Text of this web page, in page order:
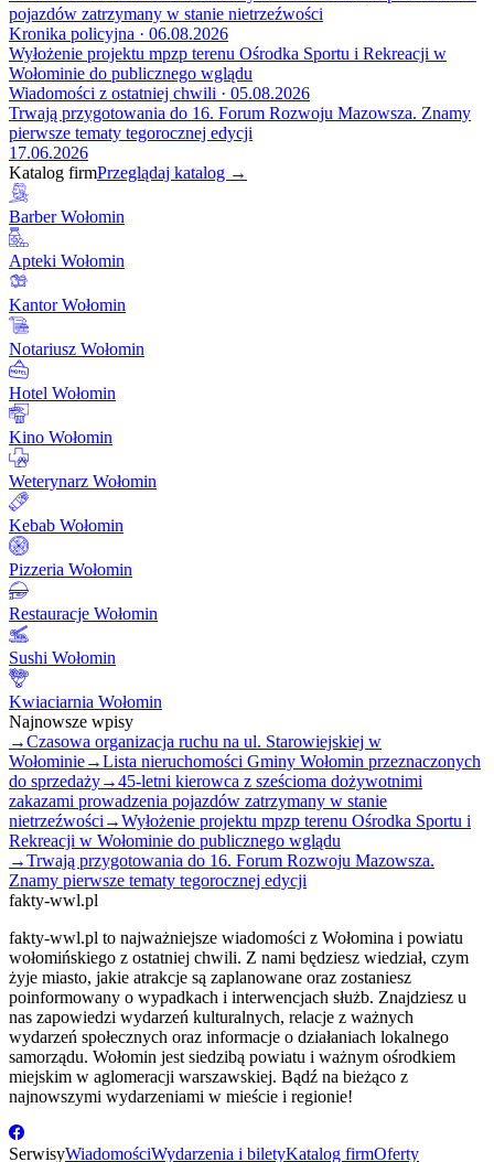
pojazdów zatrzymany w stanie nietrzeźwości
Kronika policyjna · 06.08.2026
Wyłożenie projektu mpzp terenu Ośrodka Sportu i Rekreacji w
Wołominie do publicznego wglądu
Wiadomości z ostatniej chwili · 05.08.2026
Trwają przygotowania do 16. Forum Rozwoju Mazowsza. Znamy
pierwsze tematy tegorocznej edycji
17.06.2026
Katalog firmPrzeglądaj katalog →
Barber Wołomin
Apteki Wołomin
Kantor Wołomin
Notariusz Wołomin
Hotel Wołomin
Kino Wołomin
Weterynarz Wołomin
Kebab Wołomin
Pizzeria Wołomin
Restauracje Wołomin
Sushi Wołomin
Kwiaciarnia Wołomin
Najnowsze wpisy
→Czasowa organizacja ruchu na ul. Starowiejskiej w
Wołominie→Lista nieruchomości Gminy Wołomin przeznaczonych
do sprzedaży→45-letni kierowca z sześcioma dożywotnimi
zakazami prowadzenia pojazdów zatrzymany w stanie
nietrzeźwości →Wyłożenie projektu mpzp terenu Ośrodka Sportu i
Rekreacji w Wołominie do publicznego wglądu
→Trwają przygotowania do 16. Forum Rozwoju Mazowsza.
Znamy pierwsze tematy tegorocznej edycji
fakty-wwl.pl
fakty-wwl.pl to najważniejsze wiadomości z Wołomina i powiatu
wołomińskiego z ostatniej chwili. Z nami będziesz wiedział, czym
żyje miasto, jakie atrakcje są zaplanowane oraz zostaniesz
poinformowany o wypadkach i interwencjach służb. Znajdziesz u
nas zapowiedzi wydarzeń kulturalnych, relacje z ważnych
wydarzeń społecznych oraz informacje o działaniach lokalnego
samorządu. Wołomin jest siedzibą powiatu i ważnym ośrodkiem
miejskim w aglomeracji warszawskiej. Bądź na bieżąco z
najnowszymi wydarzeniami w mieście i regionie!
SerwisyWiadomościWydarzenia i biletyKatalog firmOferty